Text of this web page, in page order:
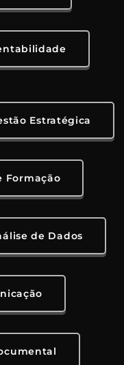
Estratégica
Formação
de Dados